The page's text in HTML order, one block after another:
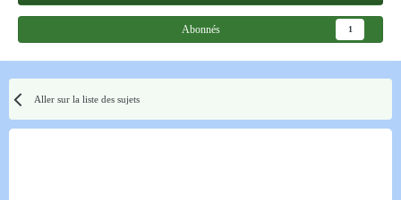
Abonnés 1
Aller sur la liste des sujets